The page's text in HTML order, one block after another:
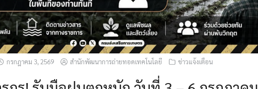
กรกฎาคม 3, 2569 สำนักพัฒนาการถ่ายทอดเทคโนโลยี ข่าวแจ้งเตือน